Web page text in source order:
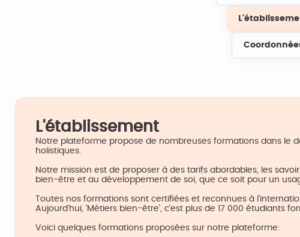
L'établissement
Notre plateforme propose de nombreuses formations dans le
holistiques.
Notre mission est de proposer à des tarifs abordables, les
bien-être et au développement de soi, que ce soit pour un
Toutes nos formations sont certifiées et reconnues à
Aujourd'hui, 'Métiers bien-être', c'est plus de 17 000 étudiants
Voici quelques formations proposées sur notre plateforme: